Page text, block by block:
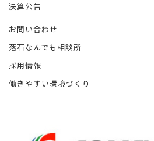
決算公告
お問い合わせ
落石なんでも相談所
採用情報
働きやすい環境づくり